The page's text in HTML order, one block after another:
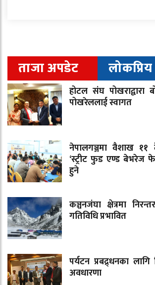
ताजा अपडेट लोकप्रिय
होटल संघ पोखराद्वारा
पोखरेललाई स्वागत
नेपालगञ्जमा वैशाख
‘स्ट्रीट फुड एण्ड बेभरेज
हुने
कञ्चनजंघा क्षेत्रमा
गतिविधि प्रभावित
पर्यटन प्रबद्र्धनका लागि
अवधारणा